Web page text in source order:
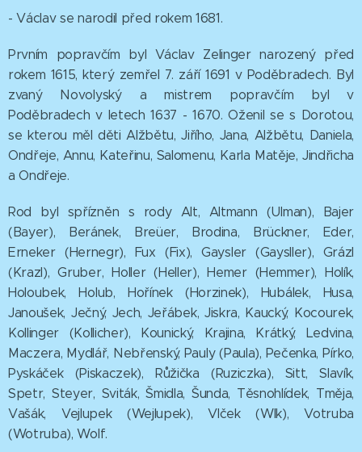
- Václav se narodil před rokem 1681.
Prvním popravčím byl Václav Zelinger narozený před
rokem 1615, který zemřel 7. září 1691 v Poděbradech. Byl
zvaný Novolyský a mistrem popravčím byl v
Poděbradech v letech 1637 - 1670. Oženil se s Dorotou,
se kterou měl děti Alžbětu, Jiřího, Jana, Alžbětu, Daniela,
Ondřeje, Annu, Kateřinu, Salomenu, Karla Matěje, Jindřicha
a Ondřeje.
Rod byl spřízněn s rody Alt, Altmann (Ulman), Bajer
(Bayer), Beránek, Breüer, Brodina, Brückner, Eder,
Erneker (Hernegr), Fux (Fix), Gaysler (Gaysller), Grázl
(Krazl), Gruber, Holler (Heller), Hemer (Hemmer), Holík,
Holoubek, Holub, Hořínek (Horzinek), Hubálek, Husa,
Janoušek, Ječný, Jech, Jeřábek, Jiskra, Kaucký, Kocourek,
Kollinger (Kollicher), Kounický, Krajina, Krátký, Ledvina,
Maczera, Mydlář, Nebřenský, Pauly (Paula), Pečenka, Pírko,
Pyskáček (Piskaczek), Růžička (Ruziczka), Sitt, Slavík,
Spetr, Steyer, Sviták, Šmidla, Šunda, Těsnohlídek, Tměja,
Vašák, Vejlupek (Wejlupek), Vlček (Wlk), Votruba
(Wotruba), Wolf.